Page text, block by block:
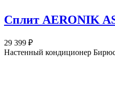
Сплит AERONIK
29 399 ₽
Настенный кондиционер